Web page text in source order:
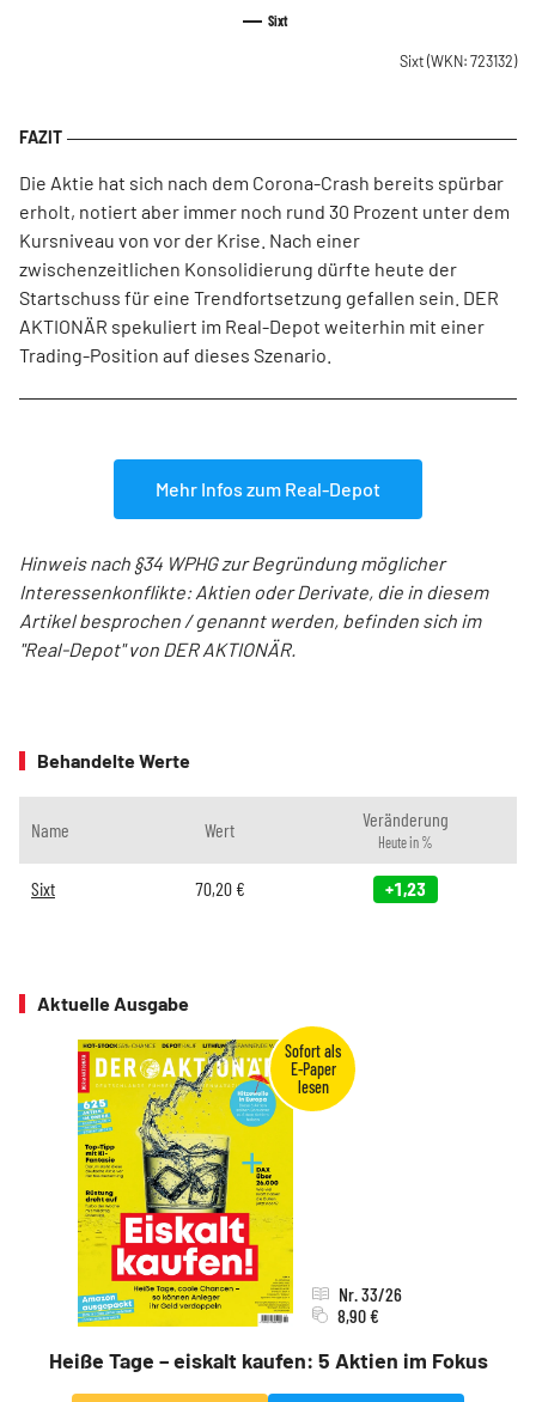
Sixt
Sixt (WKN: 723132)
Die Aktie hat sich nach dem Corona-Crash bereits spürbar
erholt, notiert aber immer noch rund 30 Prozent unter dem
Kursniveau von vor der Krise. Nach einer
zwischenzeitlichen Konsolidierung dürfte heute der
Startschuss für eine Trendfortsetzung gefallen sein. DER
AKTIONÄR spekuliert im Real-Depot weiterhin mit einer
Trading-Position auf dieses Szenario.
Mehr Infos zum Real-Depot
Hinweis nach §34 WPHG zur Begründung möglicher
Interessenkonflikte: Aktien oder Derivate, die in diesem
Artikel besprochen / genannt werden, befinden sich im
"Real-Depot" von DER AKTIONÄR.
Behandelte Werte
Name Wert Veränderung
Heute in %
Sixt 70,20€ +1,23
Aktuelle Ausgabe
Heiße Tage – eiskalt kaufen: 5 Aktien im Fokus
Nr. 33/26
8,90 €